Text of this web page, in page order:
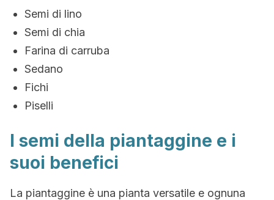
Semi di lino
Semi di chia
Farina di carruba
Sedano
Fichi
Piselli
I semi della piantaggine e i
suoi benefici
La piantaggine è una pianta versatile e ognuna